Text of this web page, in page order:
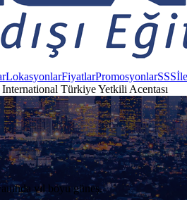
LokasyonlarFiyatlarPromosyonlarSSS
Türkiye Yetkili Acentası
yıl boyu güneş.